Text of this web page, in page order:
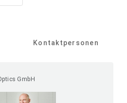
Kontaktpersonen
GmbH